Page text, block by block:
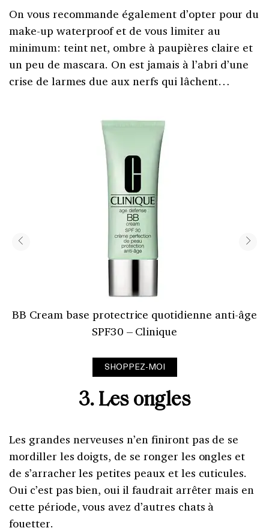
On vous recommande également d’opter pour du
make-up waterproof et de vous limiter au
minimum: teint net, ombre à paupières claire et
un peu de mascara. On est jamais à l’abri d’une
crise de larmes due aux nerfs qui lâchent…
BB Cream base protectrice quotidienne anti-âge
SPF30 – Clinique
SHOPPEZ-MOI
3. Les ongles
Les grandes nerveuses n’en finiront pas de se
mordiller les doigts, de se ronger les ongles et
de s’arracher les petites peaux et les cuticules.
Oui c’est pas bien, oui il faudrait arrêter mais en
cette période, vous avez d’autres chats à
fouetter.